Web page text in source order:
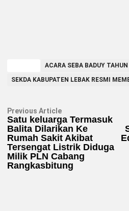
ACARA SEBA BADUY
SEKDA KABUPATEN LEBAK RESMI
Navigasi
pos
Previous ArticlePrevious
article:
Satu keluarga Termasuk
Balita Dilarikan Ke
Rumah Sakit Akibat
Tersengat Listrik Diduga
Milik PLN Cabang
Rangkasbitung